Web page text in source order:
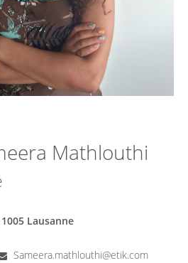
Mathlouthi
Lausanne
Sameera.mathlouthi@etik.com